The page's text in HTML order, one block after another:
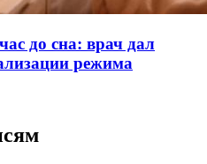
до сна: врач дал
режима